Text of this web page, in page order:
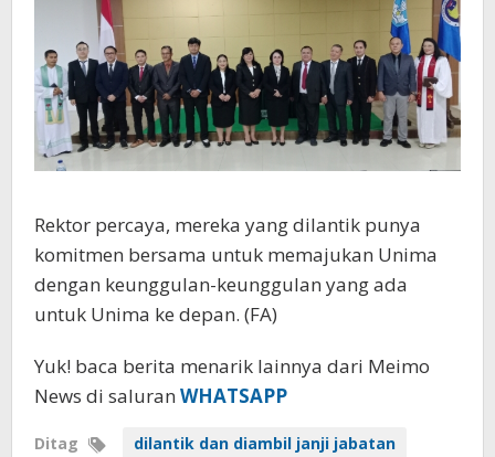
Rektor percaya, mereka yang dilantik punya
komitmen bersama untuk memajukan Unima
dengan keunggulan-keunggulan yang ada
untuk Unima ke depan. (FA)
Yuk! baca berita menarik lainnya dari Meimo
News di saluran WHATSAPP
Ditag
dilantik dan diambil janji jabatan